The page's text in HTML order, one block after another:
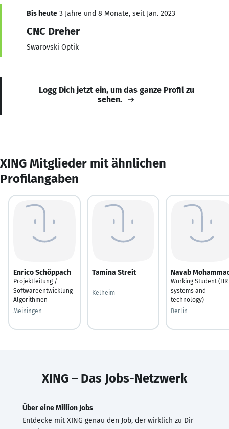
Bis heute 3 Jahre und 8 Monate, seit Jan. 2023
CNC Dreher
Swarovski Optik
Logg Dich jetzt ein, um das ganze Profil zu
sehen.
XING Mitglieder mit ähnlichen
Profilangaben
Enrico Schöppach
Projektleitung /
Softwareentwicklung
Algorithmen
Meiningen
Tamina Streit
---
Kelheim
Navab
Working Student (HR
systems and
technology)
Berlin
XING – Das Jobs-Netzwerk
Über eine Million Jobs
Entdecke mit XING genau den Job, der wirklich zu Dir